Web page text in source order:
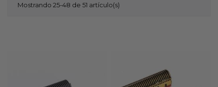
Mostrando 25-48 de 51 artículo(s)